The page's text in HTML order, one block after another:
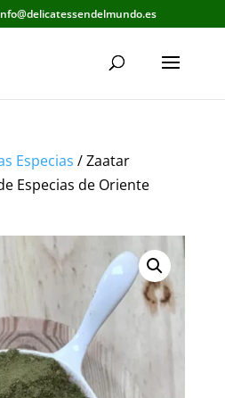
Especias / Zaatar
Especias de Oriente